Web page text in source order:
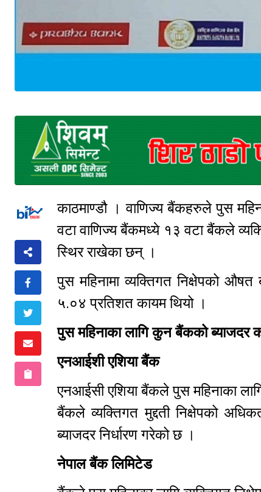
काठमाण्डौ । वाणिज्य बैंकहरुले पुस
वटा वाणिज्य बैंकमध्ये १३ वटा बैंकले
स्थिर राखेका छन् ।
पुस महिनामा व्यक्तिगत निक्षेपको
५.०४ प्रतिशत कायम थियो ।
पुस महिनाका लागि कुन बैंकको ब्याजदर
एनआईशी एशिया बैंक
एनआईसी एशिया बैंकले पुस महिनाका
बैंकले व्यक्तिगत मुद्दती निक्षेपको
ब्याजदर निर्धारण गरेको छ ।
नेपाल बैंक लिमिटेड